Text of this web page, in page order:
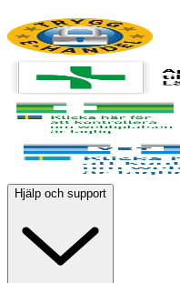
Hjälp och support